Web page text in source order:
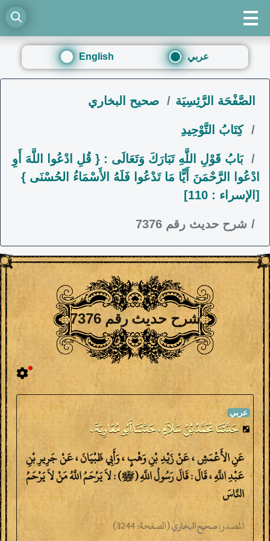
English عربي
الصَّفْحَة الرَّئِسِيَة صحيح البخاري
كِتَابُ التَّوْحِيدِ
بَابُ قَوْلِ اللَّهِ تَبَارَكَ وَتَعَالَى : { قُلِ ادْعُوا اللَّهَ أَوِ
ادْعُوا الرَّحْمَنَ أَيًّا مَا تَدْعُوا فَلَهُ الأَسْمَاءُ الحُسْنَى }
[الإسراء : 110]
شرح حديث رقم 7376
شرح حديث رقم 7376
حَدَّثَنَا مُحَمَّدُ بْنُ سَلاَمٍ ، حَدَّثَنَا أَبُو مُعَاوِيَةَ ،
عَنِ الأَعْمَشِ ، عَنْ زَيْدِ بْنِ وَهْبٍ ، وَأَبِي ظَبْيَانَ ، عَنْ جَرِيرِ بْنِ
عَبْدِ اللَّهِ ، قَالَ : قَالَ رَسُولُ اللَّهِ (ﷺ) : لاَ يَرْحَمُ اللَّهُ مَنْ لاَ يَرْحَمُ
النَّاسَ
المصدر:صحيح البخاري(الصفحة:3244)